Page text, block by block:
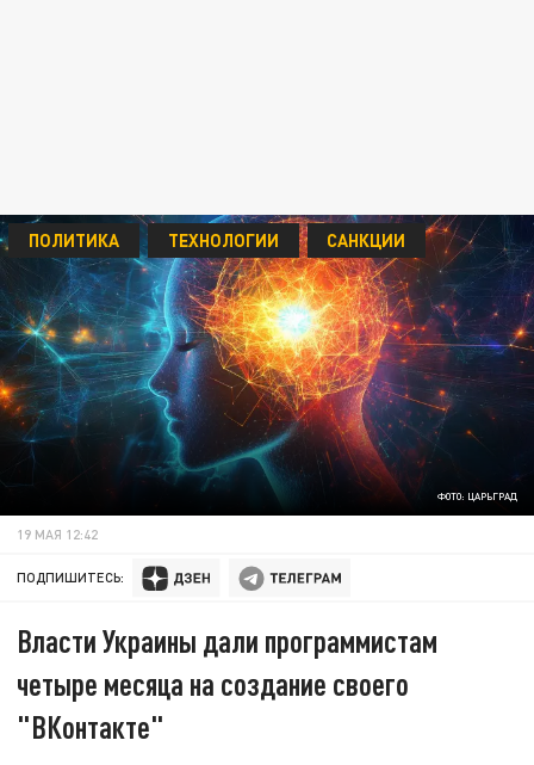
ФОТО: ЦАРЬГРАД
ПОЛИТИКА ТЕХНОЛОГИИ САНКЦИИ
19 МАЯ 12:42
ПОДПИШИТЕСЬ:
Власти Украины дали программистам
четыре месяца на создание своего
"ВКонтакте"